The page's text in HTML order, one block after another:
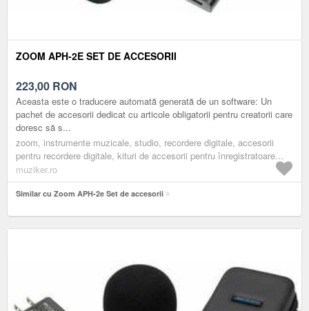
ZOOM APH-2E SET DE ACCESORII
223,00 RON
Aceasta este o traducere automată generată de un software: Un
pachet de accesorii dedicat cu articole obligatorii pentru creatorii care
doresc să s...
zoom, instrumente muzicale, studio, recordere digitale, accesorii
pentru recordere digitale, kituri de accesorii pentru înregistratoare
digitale
muziker.ro
Similar cu Zoom APH-2e Set de accesorii